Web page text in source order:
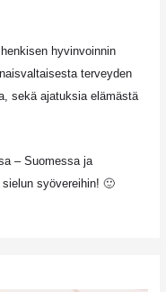
hyvinvoinnin
terveyden
sekä ajatuksia elämästä
– Suomessa ja
syövereihin! 🙂